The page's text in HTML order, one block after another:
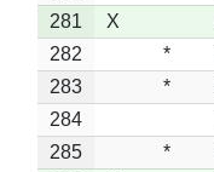
281
X
282
*
283
*
284
285
*